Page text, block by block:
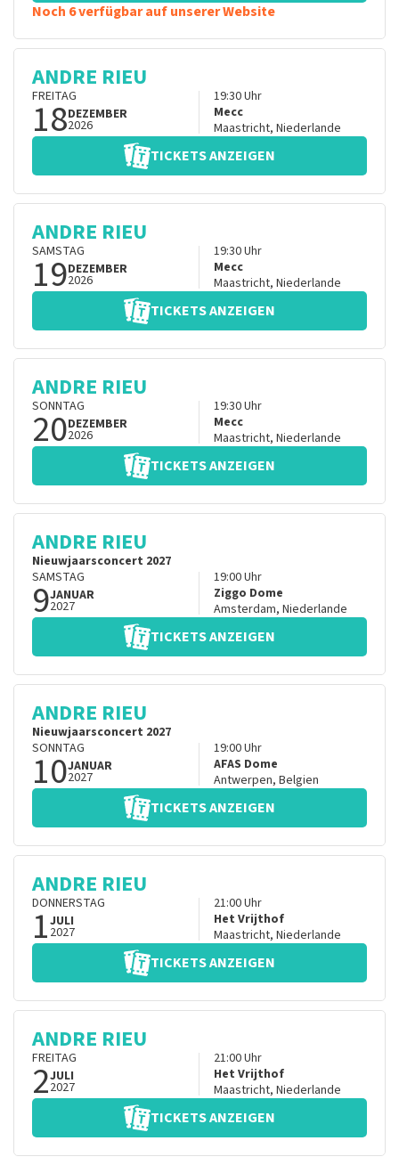
Noch 6 verfügbar auf unserer Website
ANDRE RIEU
FREITAG
18DEZEMBER
2026
19:30Uhr
Mecc
Maastricht, Niederlande
TICKETS ANZEIGEN
ANDRE RIEU
SAMSTAG
19DEZEMBER
2026
19:30Uhr
Mecc
Maastricht, Niederlande
TICKETS ANZEIGEN
ANDRE RIEU
SONNTAG
20DEZEMBER
2026
19:30Uhr
Mecc
Maastricht, Niederlande
TICKETS ANZEIGEN
ANDRE RIEU
Nieuwjaarsconcert 2027
SAMSTAG
9JANUAR
2027
19:00Uhr
Ziggo Dome
Amsterdam, Niederlande
TICKETS ANZEIGEN
ANDRE RIEU
Nieuwjaarsconcert 2027
SONNTAG
10JANUAR
2027
19:00Uhr
AFAS Dome
Antwerpen, Belgien
TICKETS ANZEIGEN
ANDRE RIEU
DONNERSTAG
1JULI
2027
21:00Uhr
Het Vrijthof
Maastricht, Niederlande
TICKETS ANZEIGEN
ANDRE RIEU
FREITAG
2JULI
2027
21:00Uhr
Het Vrijthof
Maastricht, Niederlande
TICKETS ANZEIGEN